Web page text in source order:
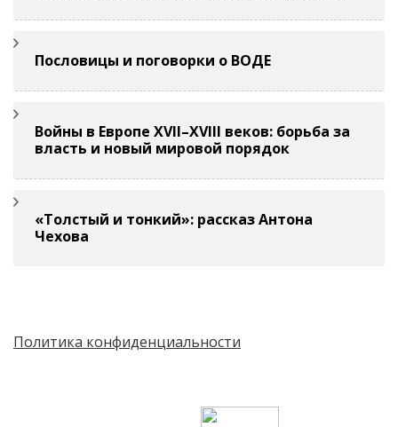
Пословицы и поговорки о ВОДЕ
Войны в Европе XVII–XVIII веков: борьба за
власть и новый мировой порядок
«Толстый и тонкий»: рассказ Антона
Чехова
Политика конфиденциальности